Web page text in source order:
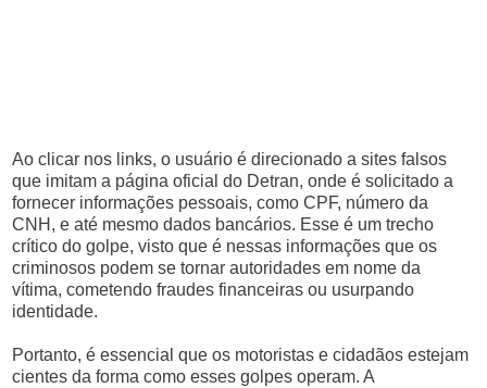
Ao clicar nos links, o usuário é direcionado a sites falsos
que imitam a página oficial do Detran, onde é solicitado a
fornecer informações pessoais, como CPF, número da
CNH, e até mesmo dados bancários. Esse é um trecho
crítico do golpe, visto que é nessas informações que os
criminosos podem se tornar autoridades em nome da
vítima, cometendo fraudes financeiras ou usurpando
identidade.
Portanto, é essencial que os motoristas e cidadãos estejam
cientes da forma como esses golpes operam. A